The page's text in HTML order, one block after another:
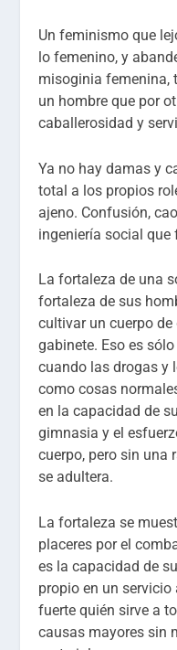
Un feminismo que
lo femenino, y
misoginia femenina,
un hombre que por
caballerosidad y
Ya no hay damas y
total a los propios
ajeno. Confusión,
ingeniería social
La fortaleza de una
fortaleza de sus
cultivar un cuerpo
gabinete. Eso es
cuando las drogas y
como cosas
en la capacidad de
gimnasia y el
cuerpo, pero sin una
se adultera.
La fortaleza se
placeres por el
es la capacidad de
propio en un servicio
fuerte quién sirve a
causas mayores sin